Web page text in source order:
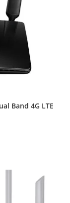
Band 4G LTE